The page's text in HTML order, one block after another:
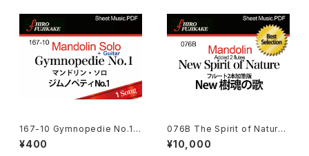
167-10 Gymnopedie No.1
ジムノペティNo.1
¥400
076B The Spirit of Natur
e (added 2 Flutes)(樹魂の
歌:フルート２本加筆版)
¥10,000